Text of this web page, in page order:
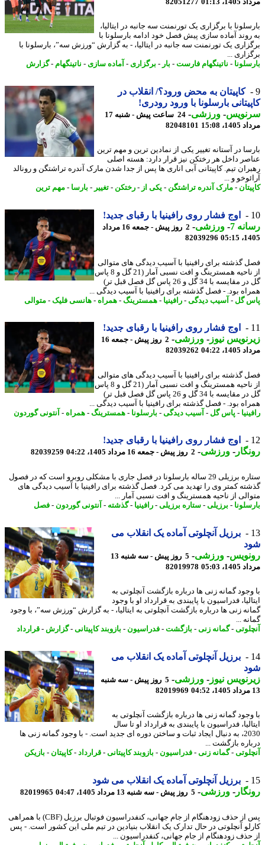
با برگزاری یک تورنمنت سه جانبه در ایتالیا،
آماده سازی پیش فصل خود ادامه بارسلونا با
یک تورنمنت سه جانبه در ایتالیا، - به گزارش “ورزش سه”، بارسلونا با
...
-ناتینگهام فارست -بار - برگزاری - آماده سازی- ناتینگهام-گزارش
کاپیتان به محض ورود؟/ انقلاب در
بارسلونا با ورود رودری!
-ورزشی-
24 ساعت پیش - شنبه 17
15:08
82048101
در آستانه تغییر یکی از نمادین ترین و مهم ترین
داخل هر رختکن نیز قرار دارد: هسته اصلی
تیم. کاپیتانی آبی اناری ها پس از جدا شدن مارک آندره تراشتگن و رونالد
و ...
-مارک آندره تراشتگن-یکی از-رختکن-تغییر-بارسا-مهم ترین
اوج فشار روی رافینیا با رقبای جدید!
7
-ورزشی-
2 روز پیش - جمعه 16 مرداد
82039296
گذشته برای رافینیا با آسیب دیدگی های متوالی
از ناحیه همسترینگ و افت نسبی آمار (21 گل و 8 پاس
گل در مقایسه با 34 گل و 26 پاس گل فصل قبل تر)
بود. - فصل گذشته برای رافینیا با آسیب دیدگی ...
گل-آسیب دیدگی-رافینیا -همسترینگ -همراه- هانسی فلیک-متوالی
اوج فشار روی رافینیا با رقبای جدید!
نیوز-ورزشی-
2 روز پیش - جمعه 16
04:22
82039262
گذشته برای رافینیا با آسیب دیدگی های متوالی
از ناحیه همسترینگ و افت نسبی آمار (21 گل و 8 پاس
گل در مقایسه با 34 گل و 26 پاس گل فصل قبل تر)
بود. - فصل گذشته برای رافینیا با آسیب دیدگی ...
-پاس گل-آسیب دیدگی-بارسلونا-همسترینگ -همراه- آنتونی گوردون
اوج فشار روی رافینیا با رقبای جدید!
-ورزشی-2 روز پیش - جمعه 16 مرداد 1405، 04:22 82039259
ستاره برزیلی 29 ساله بارسلونا در فصل جاری با مشکلی روبرو است که در فصول
کمتر وی را تهدید می کرد. فصل گذشته برای رافینیا با آسیب دیدگی های
از ناحیه همسترینگ و افت نسبی آمار ...
-برزیلی-ستاره برزیلی-رافینیا -گذشته-آنتونی گوردون -فصل
برزیل آنچلوتی آماده یک انقلاب می
-ورزشی-
5 روز پیش - سه شنبه 13
05:03
82019978
گمانه زنی ها درباره بازگشت آنچلوتی به
فدراسیون با پایبندی به قرارداد او با وجود
زنی ها درباره بازگشت آنچلوتی به ایتالیا، - به گزارش “ورزش سه”، با وجود
...
-گمانه زنی - بازگشت-فدراسیون-بازوبند کاپیتانی-گزارش -قرارداد
برزیل آنچلوتی آماده یک انقلاب می
نیوز-ورزشی-
5 روز پیش - سه شنبه
82019969
گمانه زنی ها درباره بازگشت آنچلوتی به
فدراسیون با پایبندی به قرارداد او تا سال
2030، به دنبال ایجاد ثبات و ساختن دوره ای جدید است. - با وجود گمانه زنی ها
بازگشت ...
-گمانه زنی - فدراسیون-بازوبند کاپیتانی-قرارداد -کاپیتان-بازیکن
برزیل آنچلوتی آماده یک انقلاب می شود
-ورزشی-5 روز پیش - سه شنبه 13 مرداد 1405، 04:47 82019965
پس از حذف زودهنگام از جام جهانی، کنفدراسیون فوتبال برزیل (CBF) با همراهی
آنچلوتی در حال تدارک یک انقلاب بنیادین در تیم ملی این کشور است. - پس
زودهنگام از جام جهانی، کنفدراسیون ...